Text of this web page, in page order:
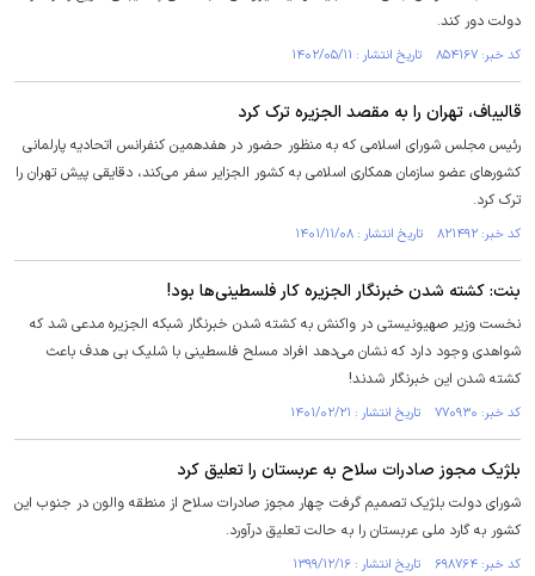
دولت دور کند.
کد خبر: ۸۵۴۱۶۷ تاریخ انتشار : ۱۴۰۲/۰۵/۱۱
قالیباف، تهران را به مقصد الجزیره ترک کرد
رئیس مجلس شورای اسلامی که به منظور حضور در هفدهمین کنفرانس اتحادیه پارلمانی
کشور‌های عضو سازمان همکاری اسلامی به کشور الجزایر سفر می‌کند، دقایقی پیش تهران را
ترک کرد.
کد خبر: ۸۲۱۴۹۲ تاریخ انتشار : ۱۴۰۱/۱۱/۰۸
بنت: کشته شدن خبرنگار الجزیره کار فلسطینی‌ها بود!
نخست وزیر صهیونیستی در واکنش به کشته شدن خبرنگار شبکه الجزیره مدعی شد که
شواهدی وجود دارد که نشان می‌دهد افراد مسلح فلسطینی با شلیک بی هدف باعث
کشته شدن این خبرنگار شدند!
کد خبر: ۷۷۰۹۳۰ تاریخ انتشار : ۱۴۰۱/۰۲/۲۱
بلژیک مجوز صادرات سلاح به عربستان را تعلیق کرد
شورای دولت بلژیک تصمیم گرفت چهار مجوز صادرات سلاح از منطقه والون در جنوب این
کشور به گارد ملی عربستان را به حالت تعلیق درآورد.
کد خبر: ۶۹۸۷۶۴ تاریخ انتشار : ۱۳۹۹/۱۲/۱۶